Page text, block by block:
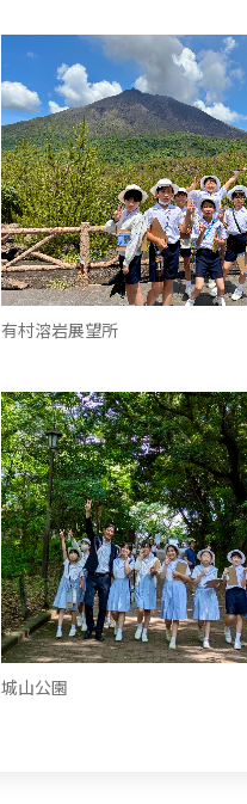
有村溶岩展望所
城山公園